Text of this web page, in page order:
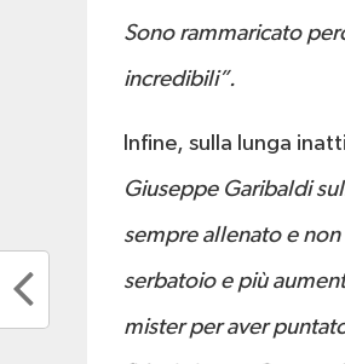
Sono rammaricato
incredibili”.
Infine, sulla lunga
Giuseppe Garibaldi
sempre allenato e
serbatoio e più
mister per aver